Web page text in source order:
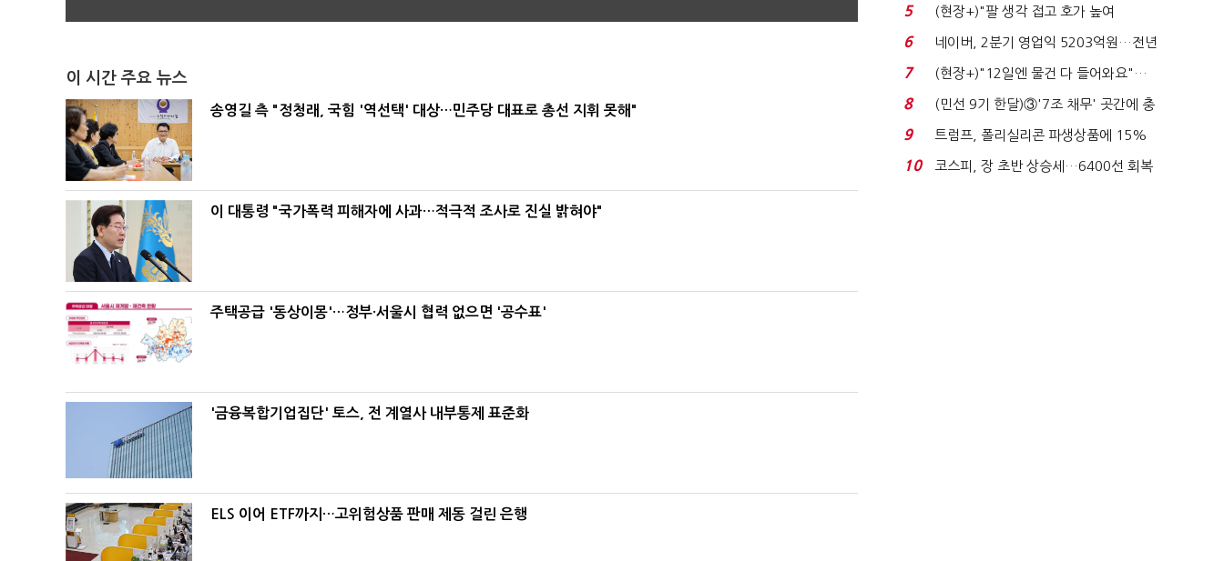
이 시간 주요 뉴스
송영길 측 "정청래, 국힘 '역선택' 대상…민주당 대표로 총선 지휘 못해"
이 대통령 "국가폭력 피해자에 사과…적극적 조사로 진실 밝혀야"
주택공급 '동상이몽'…정부·서울시 협력 없으면 '공수표'
'금융복합기업집단' 토스, 전 계열사 내부통제 표준화
ELS 이어 ETF까지…고위험상품 판매 제동 걸린 은행
처분' 기준은 ...
5
(현장+)"팔 생각 접고 호가 높여
요"…'덜 똘똘한 한 채' 20...
6
네이버, 2분기 영업익 5203억원…전년
비 0.2% 감소...
7
(현장+)"12일엔 물건 다 들어와요"…
빈 매대 채우며 문 연 ...
8
(민선 9기 한달)③'7조 채무' 곳간에 충
격…추미애, 20년...
9
트럼프, 폴리실리콘 파생상품에 15%
관세…"미 산업 재건"...
10
코스피, 장 초반 상승세…6400선 회복